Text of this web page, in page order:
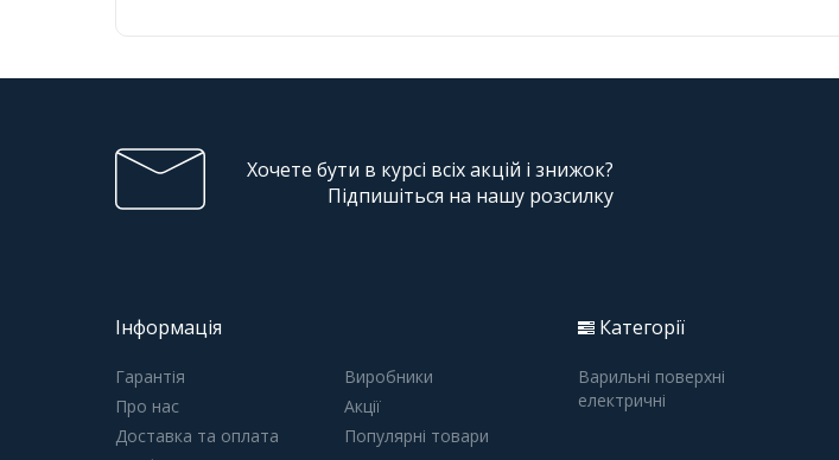
Хочете бути в курсі всіх акцій і знижок?
Підпишіться на нашу розсилку
Інформація
Гарантія
Про нас
Доставка та оплата
Виробники
Акції
Популярні товари
Категорії
Варильні поверхні
електричні